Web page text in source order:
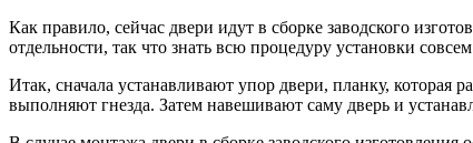
Как правило, сейчас двери идут в сборке заводского
отдельности, так что знать всю процедуру установки
Итак, сначала устанавливают упор двери, планку, которая
выполняют гнезда. Затем навешивают саму дверь и